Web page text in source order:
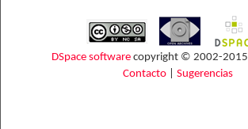
DSpace software copyright © 2002-2015
Contacto| Sugerencias